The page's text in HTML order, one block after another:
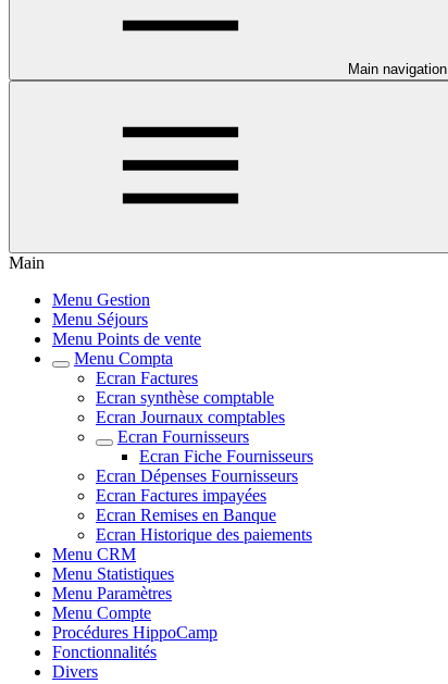
Main navigation
Main
Menu Gestion
Menu Séjours
Menu Points de vente
Menu Compta
Ecran Factures
Ecran synthèse comptable
Ecran Journaux comptables
Ecran Fournisseurs
Ecran Fiche Fournisseurs
Ecran Dépenses Fournisseurs
Ecran Factures impayées
Ecran Remises en Banque
Ecran Historique des paiements
Menu CRM
Menu Statistiques
Menu Paramètres
Menu Compte
Procédures HippoCamp
Fonctionnalités
Divers